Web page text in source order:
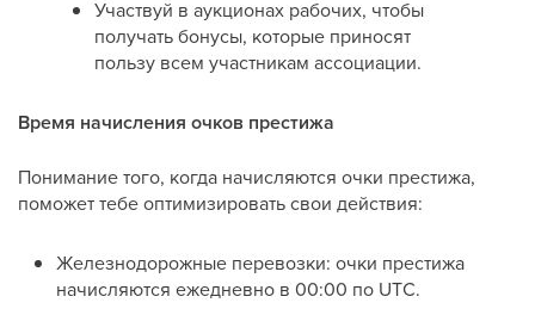
Участвуй в аукционах рабочих, чтобы
получать бонусы, которые приносят
пользу всем участникам ассоциации.
Время начисления очков престижа
Понимание того, когда начисляются очки престижа,
поможет тебе оптимизировать свои действия:
Железнодорожные перевозки: очки престижа
начисляются ежедневно в 00:00 по UTC.